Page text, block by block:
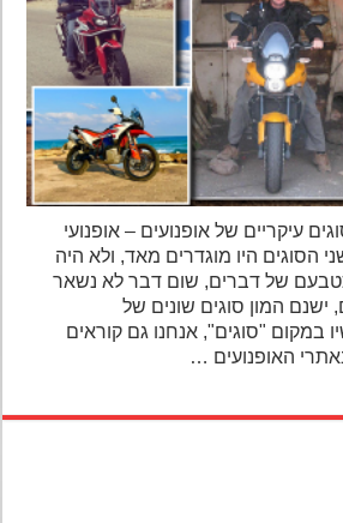
עיקריים של אופנועים – אופנועי
הסוגים היו מוגדרים מאד, ולא היה
של דברים, שום דבר לא נשאר
המון סוגים שונים של
במקום "סוגים", אנחנו גם קוראים
האופנועים …